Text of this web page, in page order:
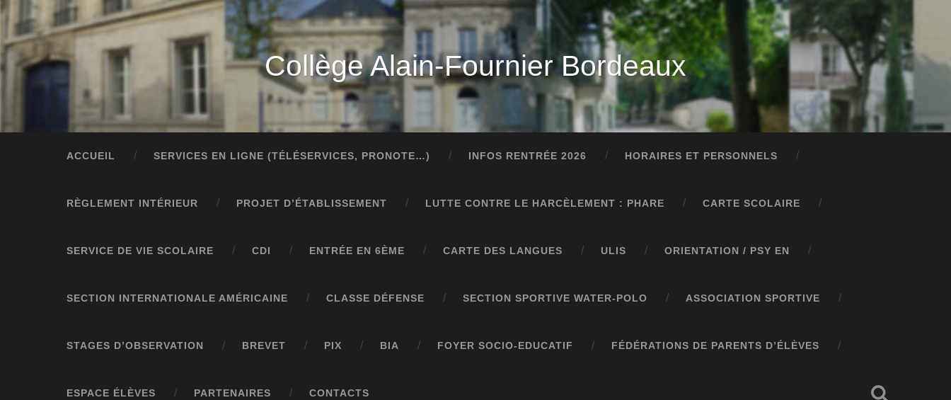
Collège Alain-Fournier Bordeaux
ACCUEIL SERVICES EN LIGNE (TÉLÉSERVICES, PRONOTE…) INFOS RENTRÉE 2026 HORAIRES ET PERSONNELS
RÈGLEMENT INTÉRIEUR PROJET D’ÉTABLISSEMENT LUTTE CONTRE LE HARCÈLEMENT : PHARE CARTE SCOLAIRE
SERVICE DE VIE SCOLAIRE CDI ENTRÉE EN 6ÈME CARTE DES LANGUES ULIS ORIENTATION / PSY EN
SECTION INTERNATIONALE AMÉRICAINE CLASSE DÉFENSE SECTION SPORTIVE WATER-POLO ASSOCIATION SPORTIVE
STAGES D’OBSERVATION BREVET PIX BIA FOYER SOCIO-EDUCATIF FÉDÉRATIONS DE PARENTS D’ÉLÈVES
ESPACE ÉLÈVES PARTENAIRES CONTACTS